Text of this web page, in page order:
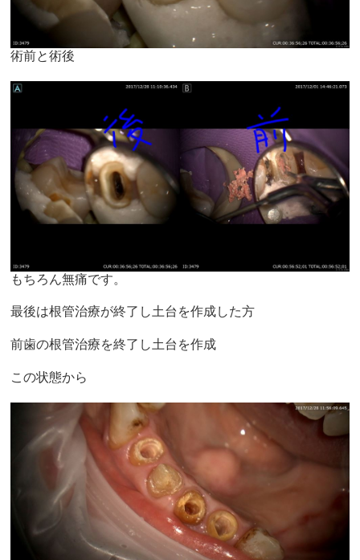
術前と術後
もちろん無痛です。
最後は根管治療が終了し土台を作成した方
前歯の根管治療を終了し土台を作成
この状態から